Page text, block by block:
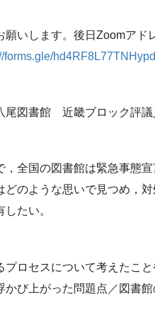
いします。後日Zoomアド
forms.gle/
図書館 近畿ブロック評議
全国の図書館は緊急事態
どのような思いで見つめ，
たい。
ロセスについて考えたこ
かび上がった問題点／図書